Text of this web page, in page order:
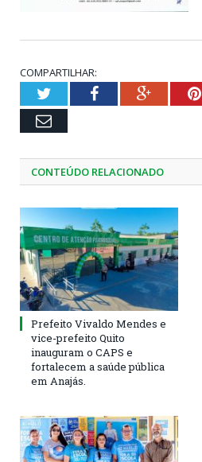
COMPARTILHAR:
TwitterFacebookGoogle+
Email
CONTEÚDO RELACIONADO
Prefeito Vivaldo Mendes e
vice-prefeito Quito
inauguram o CAPS e
fortalecem a saúde pública
em Anajás.